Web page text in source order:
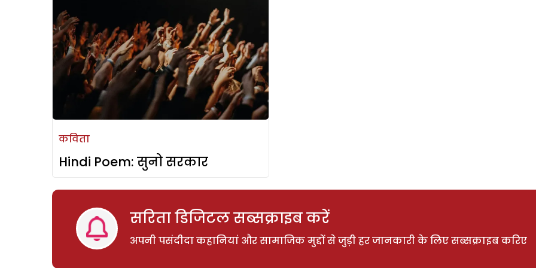
कविता
Hindi Poem: सुनो सरकार
सरिता डिजिटल सब्सक्राइब करें
अपनी पसंदीदा कहानियां और सामाजिक मुद्दों से जुड़ी हर जानकारी के लिए सब्सक्राइब करिए